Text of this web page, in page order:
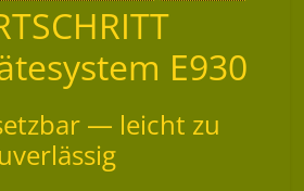
E930
— leicht zu